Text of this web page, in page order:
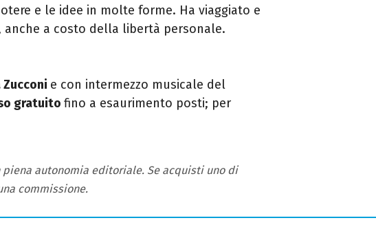
e le idee in molte forme. Ha viaggiato e
a costo della libertà personale.
Zucconi e con intermezzo musicale del
gratuito fino a esaurimento posti; per
autonomia editoriale. Se acquisti uno di
commissione.